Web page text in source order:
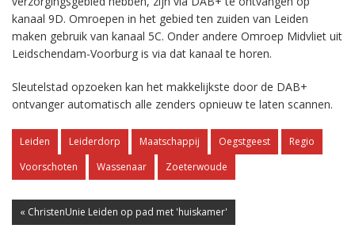
kanaal 9D. Omroepen in het gebied ten zuiden van Leiden
maken gebruik van kanaal 5C. Onder andere Omroep Midvliet uit
Leidschendam-Voorburg is via dat kanaal te horen.
Sleutelstad opzoeken kan het makkelijkste door de DAB+
ontvanger automatisch alle zenders opnieuw te laten scannen.
Leiden Leiderdorp Maatschappij Oegstgeest
Regio
Voorschoten
Wassenaar Zoeterwoude
« ChristenUnie Leiden op pad met 'huiskamer'